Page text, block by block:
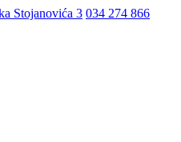
Stojanovića 3 034 274 866